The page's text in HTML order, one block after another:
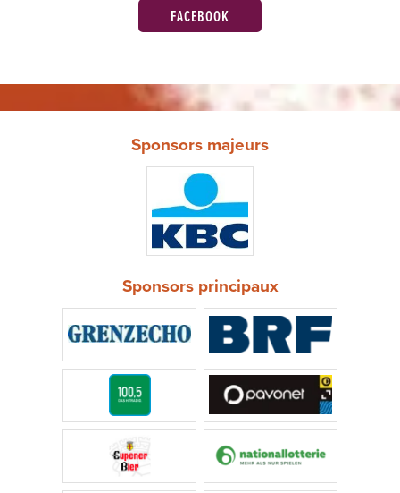
FACEBOOK
Sponsors majeurs
Sponsors principaux